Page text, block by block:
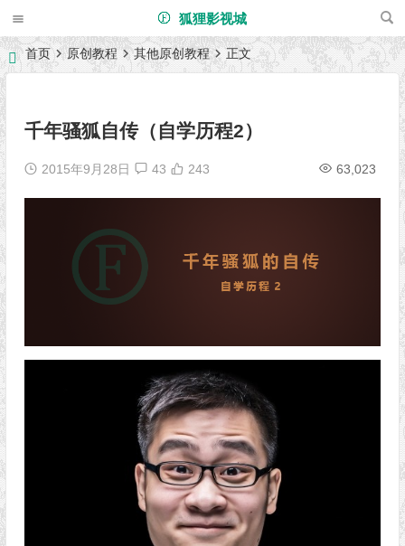
狐狸影视城
首页 原创教程 其他原创教程 正文
千年骚狐自传（自学历程2）
2015年9月28日 43 63,023
243